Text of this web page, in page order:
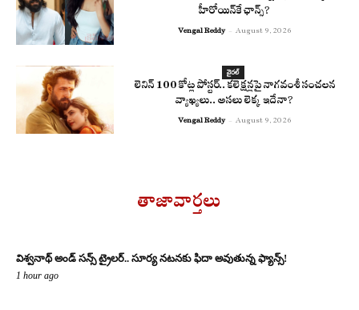
హీరోయిన్‌కే ఛాన్స్?
Vengal Reddy - August 9, 2026
వైరల్
లెనిన్ 100 కోట్ల పోస్టర్‌.. కలెక్షన్లపై నాగవంశీ సంచలన
వ్యాఖ్యలు.. అసలు లెక్క ఇదేనా?
Vengal Reddy - August 9, 2026
తాజావార్తలు
విశ్వనాథ్ అండ్ సన్స్ ట్రైలర్.. సూర్య నటనకు ఫిదా అవుతున్న ఫ్యాన్స్!
1 hour ago